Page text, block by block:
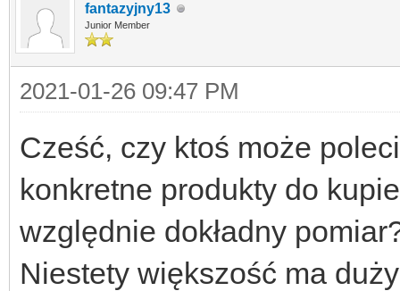
fantazyjny13
Junior Member
2021-01-26 09:47 PM
Cześć, czy ktoś może
konkretne produkty do
względnie dokładny
Niestety większość ma